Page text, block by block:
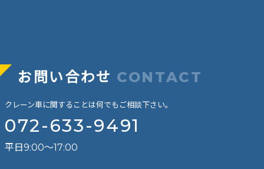
お問い合わせ CONTACT
クレーン車に関することは何でもご相談下さい。
072-633-9491
平日9:00～17:00